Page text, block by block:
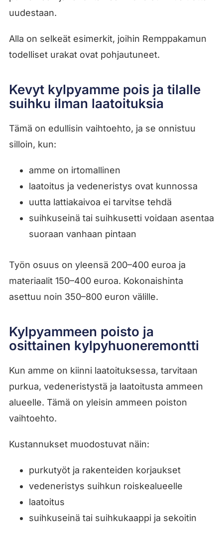
uudestaan.
Alla on selkeät esimerkit, joihin Remppakamun
todelliset urakat ovat pohjautuneet.
Kevyt kylpyamme pois ja tilalle
suihku ilman laatoituksia
Tämä on edullisin vaihtoehto, ja se onnistuu
silloin, kun:
amme on irtomallinen
laatoitus ja vedeneristys ovat kunnossa
uutta lattiakaivoa ei tarvitse tehdä
suihkuseinä tai suihkusetti voidaan asentaa
suoraan vanhaan pintaan
Työn osuus on yleensä 200–400 euroa ja
materiaalit 150–400 euroa. Kokonaishinta
asettuu noin 350–800 euron välille.
Kylpyammeen poisto ja
osittainen kylpyhuoneremontti
Kun amme on kiinni laatoituksessa, tarvitaan
purkua, vedeneristystä ja laatoitusta ammeen
alueelle. Tämä on yleisin ammeen poiston
vaihtoehto.
Kustannukset muodostuvat näin:
purkutyöt ja rakenteiden korjaukset
vedeneristys suihkun roiskealueelle
laatoitus
suihkuseinä tai suihkukaappi ja sekoitin